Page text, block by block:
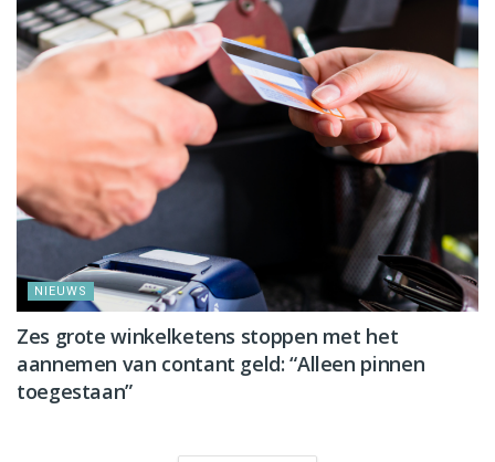
NIEUWS
Zes grote winkelketens stoppen met het
aannemen van contant geld: “Alleen pinnen
toegestaan”